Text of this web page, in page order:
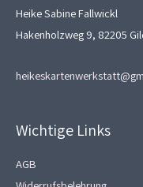
Heike Sabine Fallwickl
Hakenholzweg 9, 82205
Wichtige Links
AGB